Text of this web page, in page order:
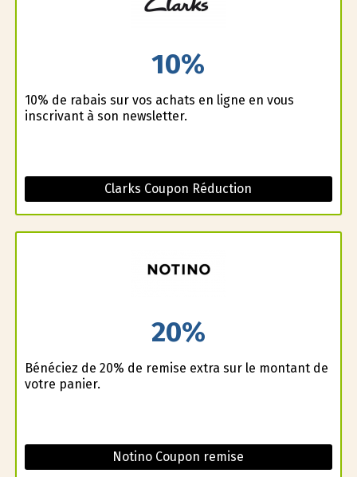
10%
10% de rabais sur vos achats en ligne en vous
inscrivant à son newsletter.
Clarks Coupon Réduction
20%
Bénéficiez de 20% de remise extra sur le montant de
votre panier.
Notino Coupon remise